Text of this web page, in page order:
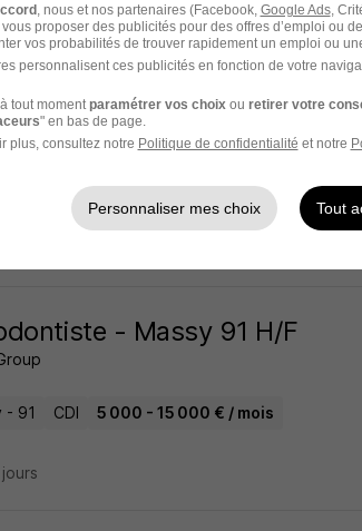
Ménager H/F
et Services Super recruteur
- Massy 91 H/F
- 91 CDI 5 000 - 15 000 € / mois
, nous et nos partenaires (Facebook, Google Ads,
proposer des publicités pour des offres d’emploi ou
vos probabilités de trouver rapidement un emploi ou
personnalisent ces publicités en fonction de votre
tout moment paramétrer vos choix ou retirer votre
" en bas de page.
plus, consultez notre Politique de confidentialité et notre
Personnaliser mes choix Tout